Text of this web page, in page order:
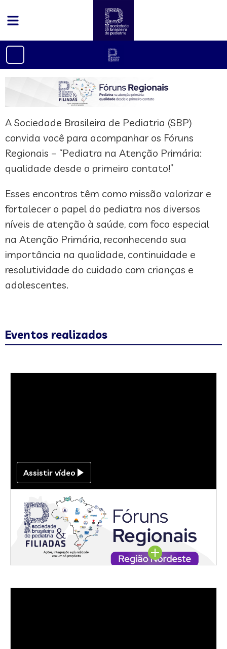
A Sociedade Brasileira de Pediatria (SBP)
convida você para acompanhar os Fóruns
Regionais – “Pediatra na Atenção Primária:
qualidade desde o primeiro contato!”
Esses encontros têm como missão valorizar e
fortalecer o papel do pediatra nos diversos
níveis de atenção à saúde, com foco especial
na Atenção Primária, reconhecendo sua
importância na qualidade, continuidade e
resolutividade do cuidado com crianças e
adolescentes.
Eventos realizados
Assistir vídeo
Região Nordeste
Assista aqui